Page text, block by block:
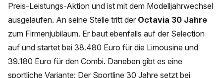
Preis-Leistungs-Aktion und ist mit dem Modelljahrwechsel
ausgelaufen. An seine Stelle tritt der Octavia 30 Jahre
zum Firmenjubiläum. Er baut ebenfalls auf der Selection
auf und startet bei 38.480 Euro für die Limousine und
39.180 Euro für den Combi. Daneben gibt es eine
sportliche Variante: Der Sportline 30 Jahre setzt bei